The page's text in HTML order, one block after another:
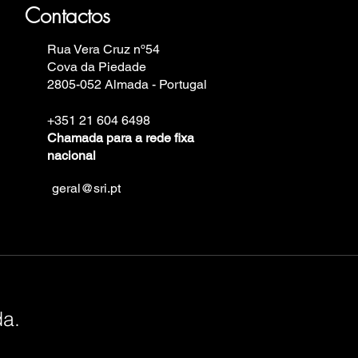
Contactos
Rua Vera Cruz nº54
Cova da Piedade
2805-052 Almada - Portugal
+351 21 604 6498
Chamada para a rede fixa
nacional
geral@sri.pt